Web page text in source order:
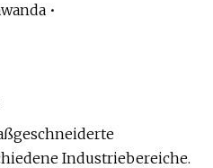
•
Industriebereiche.